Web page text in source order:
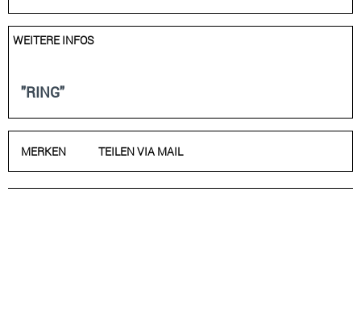
WEITERE INFOS
"RING"
MERKEN TEILEN VIA MAIL